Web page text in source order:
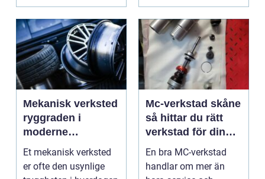
Mekanisk verksted
ryggraden i
moderne
maskinpark
Et mekanisk verksted
er ofte den usynlige
Mc-verkstad skåne
så hittar du rätt
verkstad för din
motorcykel
En bra MC-verkstad
handlar om mer än